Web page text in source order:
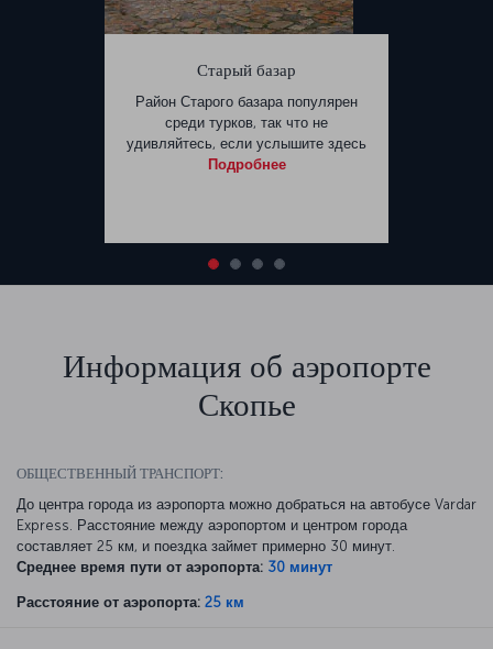
Старый базар
Район Старого базара популярен
среди турков, так что не
удивляйтесь, если услышите здесь
Подробнее
Информация об аэропорте
Скопье
ОБЩЕСТВЕННЫЙ ТРАНСПОРТ:
До центра города из аэропорта можно добраться на автобусе Vardar
Express. Расстояние между аэропортом и центром города
составляет 25 км, и поездка займет примерно 30 минут.
Среднее время пути от аэропорта: 30 минут
Расстояние от аэропорта: 25 км